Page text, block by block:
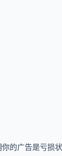
的广告是亏损